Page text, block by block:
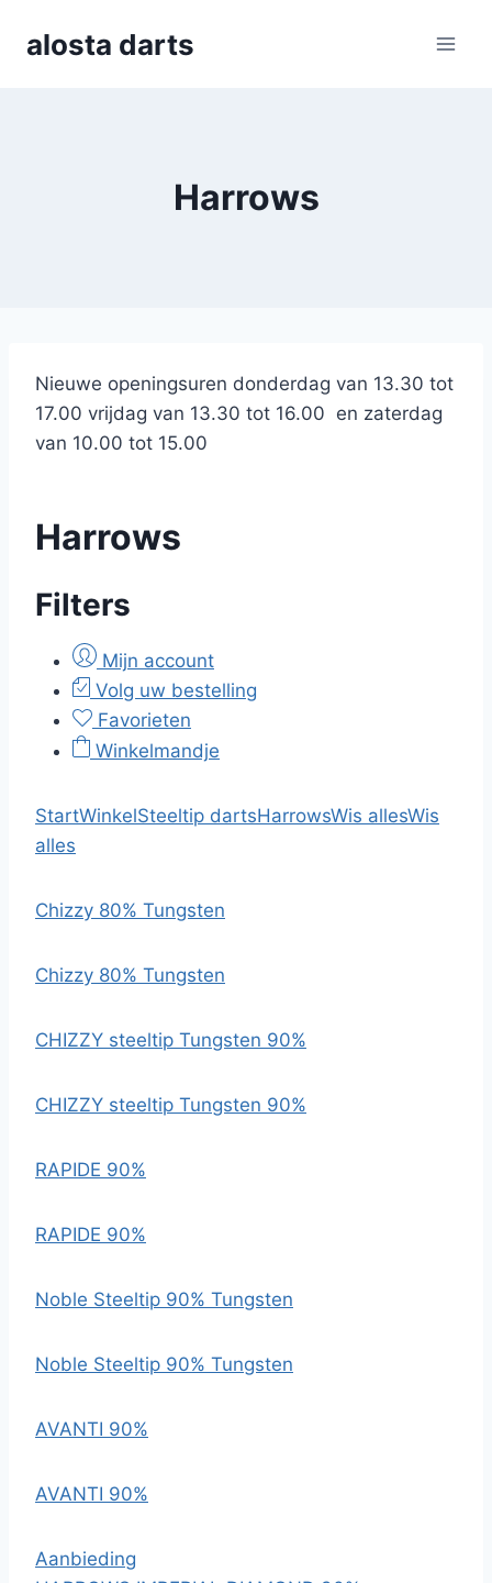
alosta darts
Harrows
Nieuwe openingsuren donderdag van 13.30 tot
17.00 vrijdag van 13.30 tot 16.00 en zaterdag
van 10.00 tot 15.00
Harrows
Filters
Mijn account
Volg uw bestelling
Favorieten
Winkelmandje
StartWinkelSteeltip dartsHarrowsWis allesWis
alles
Chizzy 80% Tungsten
Chizzy 80% Tungsten
CHIZZY steeltip Tungsten 90%
CHIZZY steeltip Tungsten 90%
RAPIDE 90%
RAPIDE 90%
Noble Steeltip 90% Tungsten
Noble Steeltip 90% Tungsten
AVANTI 90%
AVANTI 90%
Aanbieding